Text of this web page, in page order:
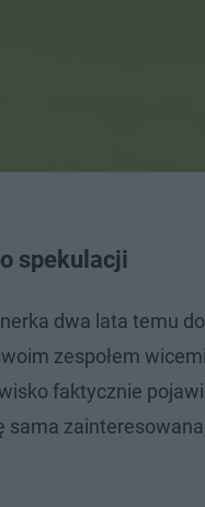
spekulacji
dwa lata temu
zespołem
faktycznie
sama